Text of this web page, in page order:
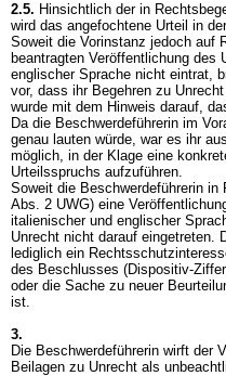
2.5. Hinsichtlich der in
wird das angefochtene Urteil in
Soweit die Vorinstanz jedoch auf
beantragten Veröffentlichung
englischer Sprache nicht eintrat,
vor, dass ihr Begehren zu
wurde mit dem Hinweis darauf,
Da die Beschwerdeführerin im
genau lauten würde, war es ihr
möglich, in der Klage eine
Urteilsspruchs aufzuführen.
Soweit die Beschwerdeführerin
Abs. 2 UWG) eine
italienischer und englischer
Unrecht nicht darauf eingetreten.
lediglich ein
des Beschlusses (Dispositiv-
oder die Sache zu neuer
ist.
3.
Die Beschwerdeführerin wirft der
Beilagen zu Unrecht als